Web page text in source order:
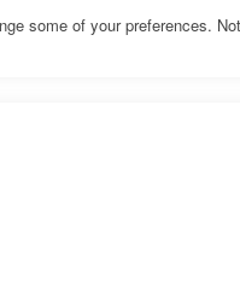
some of your preferences.